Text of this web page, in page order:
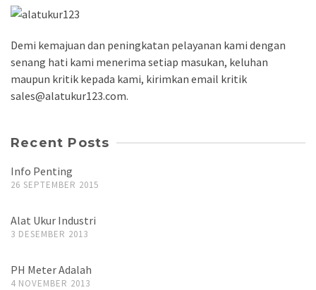
Demi kemajuan dan peningkatan pelayanan kami dengan
senang hati kami menerima setiap masukan, keluhan
maupun kritik kepada kami, kirimkan email kritik
sales@alatukur123.com.
Recent Posts
Info Penting
26 SEPTEMBER 2015
Alat Ukur Industri
3 DESEMBER 2013
PH Meter Adalah
4 NOVEMBER 2013